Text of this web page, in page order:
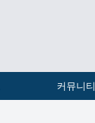
커뮤니티